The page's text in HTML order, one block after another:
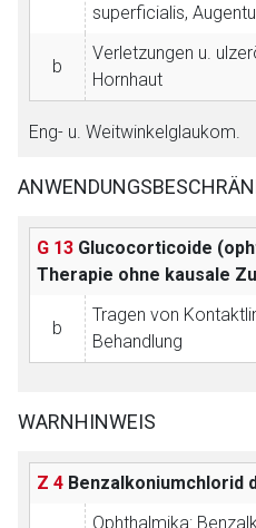
superficialis,
b
Verletzungen u.
Hornhaut
Eng- u. Weitwinkelglaukom.
G 13 Glucocorticoide
Therapie ohne kausale
b
Tragen von
Behandlung
WARNHINWEIS
Z 4 Benzalkoniumchlorid
Ophthalmika: